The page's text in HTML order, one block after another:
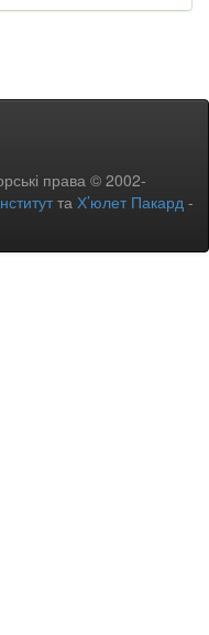
права © 2002-
та Х’юлет Пакард -